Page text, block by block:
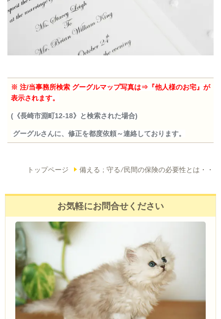
※ 注/当事務所検索 グーグルマップ写真は⇒『他人様のお宅』が
表示されます。
(《長崎市淵町12-18》と検索された場合)
グーグルさんに、修正を都度依頼～連絡しております。
トップページ 備える ; 守る/民間の保険の必要性とは・・
お気軽にお問合せください